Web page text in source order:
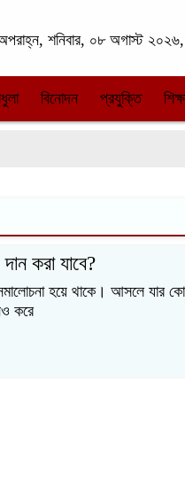
শনিবার, ০৮ অগাস্ট ২০২৬,
বিনোদন প্রযুক্তি
করা যাবে?
হয়ে থাকে। আসলে যার
করে